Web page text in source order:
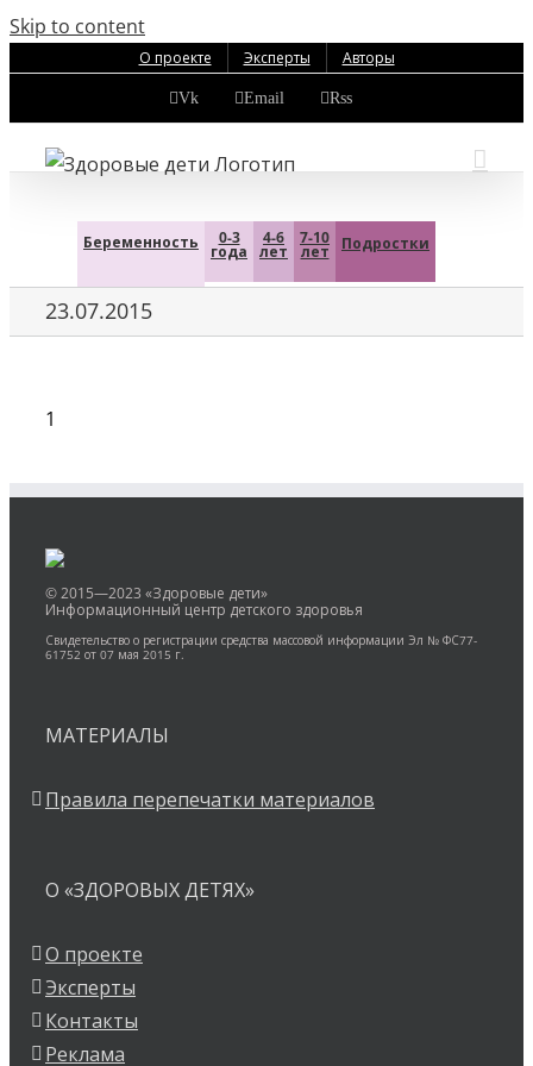
Skip to content
О проекте Эксперты Авторы
Vk Email Rss
Беременность 0-3
года
4-6
лет
7-10
лет Подростки
23.07.2015
1
© 2015—2023 «Здоровые дети»
Информационный центр детского здоровья
Свидетельство о регистрации средства массовой информации Эл № ФС77-
61752 от 07 мая 2015 г.
МАТЕРИАЛЫ
Правила перепечатки материалов
О «ЗДОРОВЫХ ДЕТЯХ»
О проекте
Эксперты
Контакты
Реклама